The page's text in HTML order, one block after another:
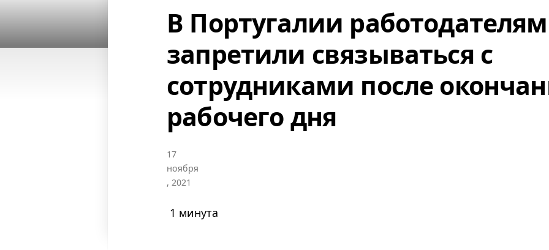
В Португалии работодателям
запретили связываться с
сотрудниками после
рабочего дня
17
ноября
, 2021
1 минута